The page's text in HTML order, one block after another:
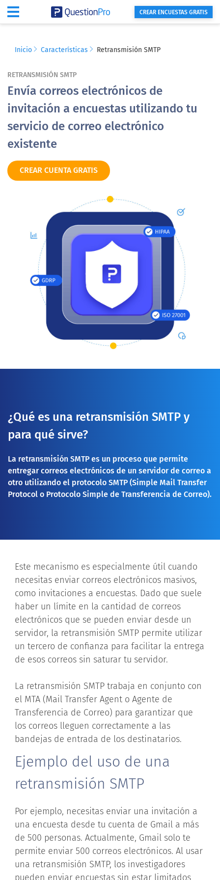
CREAR ENCUESTAS GRATIS
Inicio Características Retransmisión SMTP
RETRANSMISIÓN SMTP
Envía correos electrónicos de
invitación a encuestas utilizando tu
servicio de correo electrónico
existente
CREAR CUENTA GRATIS
¿Qué es una retransmisión SMTP y
para qué sirve?
La retransmisión SMTP es un proceso que permite
entregar correos electrónicos de un servidor de correo a
otro utilizando el protocolo SMTP (Simple Mail Transfer
Protocol o Protocolo Simple de Transferencia de Correo).
Este mecanismo es especialmente útil cuando
necesitas enviar correos electrónicos masivos,
como invitaciones a encuestas. Dado que suele
haber un límite en la cantidad de correos
electrónicos que se pueden enviar desde un
servidor, la retransmisión SMTP permite utilizar
un tercero de confianza para facilitar la entrega
de esos correos sin saturar tu servidor.
La retransmisión SMTP trabaja en conjunto con
el MTA (Mail Transfer Agent o Agente de
Transferencia de Correo) para garantizar que
los correos lleguen correctamente a las
bandejas de entrada de los destinatarios.
Ejemplo del uso de una
retransmisión SMTP
Por ejemplo, necesitas enviar una invitación a
una encuesta desde tu cuenta de Gmail a más
de 500 personas. Actualmente, Gmail solo te
permite enviar 500 correos electrónicos. Al usar
una retransmisión SMTP, los investigadores
pueden enviar encuestas sin estar limitados